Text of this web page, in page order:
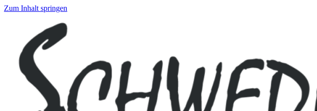
Zum Inhalt springen